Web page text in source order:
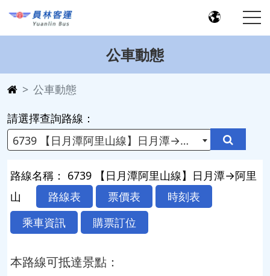
公車動態
公車動態
請選擇查詢路線：
6739 【日月潭阿里山線】日月潭→阿里山
路線名稱： 6739 【日月潭阿里山線】日月潭→阿里
山
路線表 票價表
時刻表
乘車資訊
購票訂位
本路線可抵達景點：